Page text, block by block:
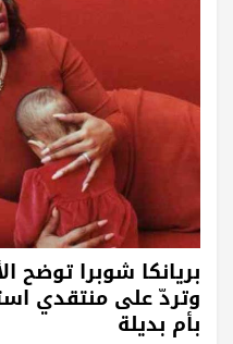
بريانكا شوبرا توضح
وتردّ على منتقدي
بأم بديلة